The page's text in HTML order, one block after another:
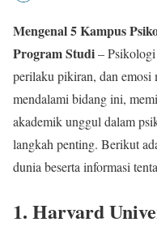
Mengenal 5 Kampus
Program Studi–
perilaku pikiran, dan
mendalami bidang ini,
akademik unggul dalam
langkah penting. Berikut
dunia beserta informasi
1. Harvard